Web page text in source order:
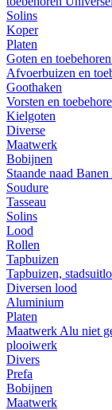
Solins
Koper
Platen
Goten en toebehoren
Afvoerbuizen en
Goothaken
Vorsten en
Kielgoten
Diverse
Maatwerk
Bobijnen
Staande naad Banen
Soudure
Tasseau
Solins
Lood
Rollen
Tapbuizen
Tapbuizen,
Diversen lood
Aluminium
Platen
Maatwerk Alu niet
plooiwerk
Divers
Prefa
Bobijnen
Maatwerk